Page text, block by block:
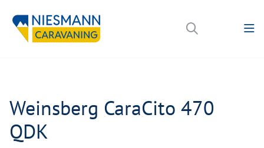
Weinsberg CaraCito 470
QDK